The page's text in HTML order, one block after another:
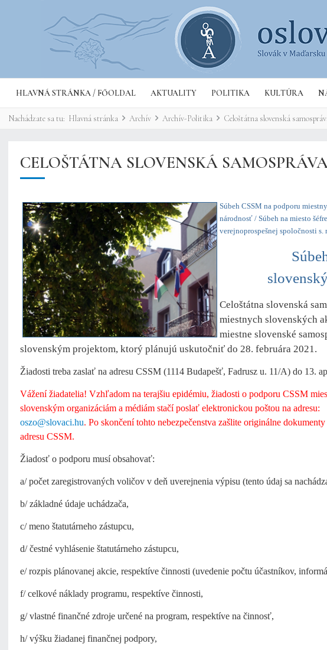
HLAVNÁ STRÁNKA / FŐOLDAL AKTUALITY POLITIKA KULTÚRA
Nachádzate sa tu: Hlavná stránka Archív Archív-Politika Celoštátna slovenská
CELOŠTÁTNA SLOVENSKÁ
Súbeh CSSM na podporu
národnosť / Súbeh na miesto
verejnoprospešnej spoločnosti
Celoštátna slovenská
miestnych slovenských
miestne slovenské
slovenským projektom, ktorý plánujú uskutočniť do 28. februára 2021.
Žiadosti treba zaslať na adresu CSSM (1114 Budapešť, Fadrusz u. 11/A) do 13.
Vážení žiadatelia! Vzhľadom na terajšiu epidémiu, žiadosti o podporu CSSM
slovenským organizáciám a médiám stačí poslať elektronickou poštou na adresu:
oszo@slovaci.hu. Po skončení tohto nebezpečenstva zašlite originálne dokumenty
adresu CSSM.
Žiadosť o podporu musí obsahovať:
a/ počet zaregistrovaných voličov v deň uverejnenia výpisu (tento údaj sa
b/ základné údaje uchádzača,
c/ meno štatutárneho zástupcu,
d/ čestné vyhlásenie štatutárneho zástupcu,
e/ rozpis plánovanej akcie, respektíve činnosti (uvedenie počtu účastníkov,
f/ celkové náklady programu, respektíve činnosti,
g/ vlastné finančné zdroje určené na program, respektíve na činnosť,
h/ výšku žiadanej finančnej podpory,